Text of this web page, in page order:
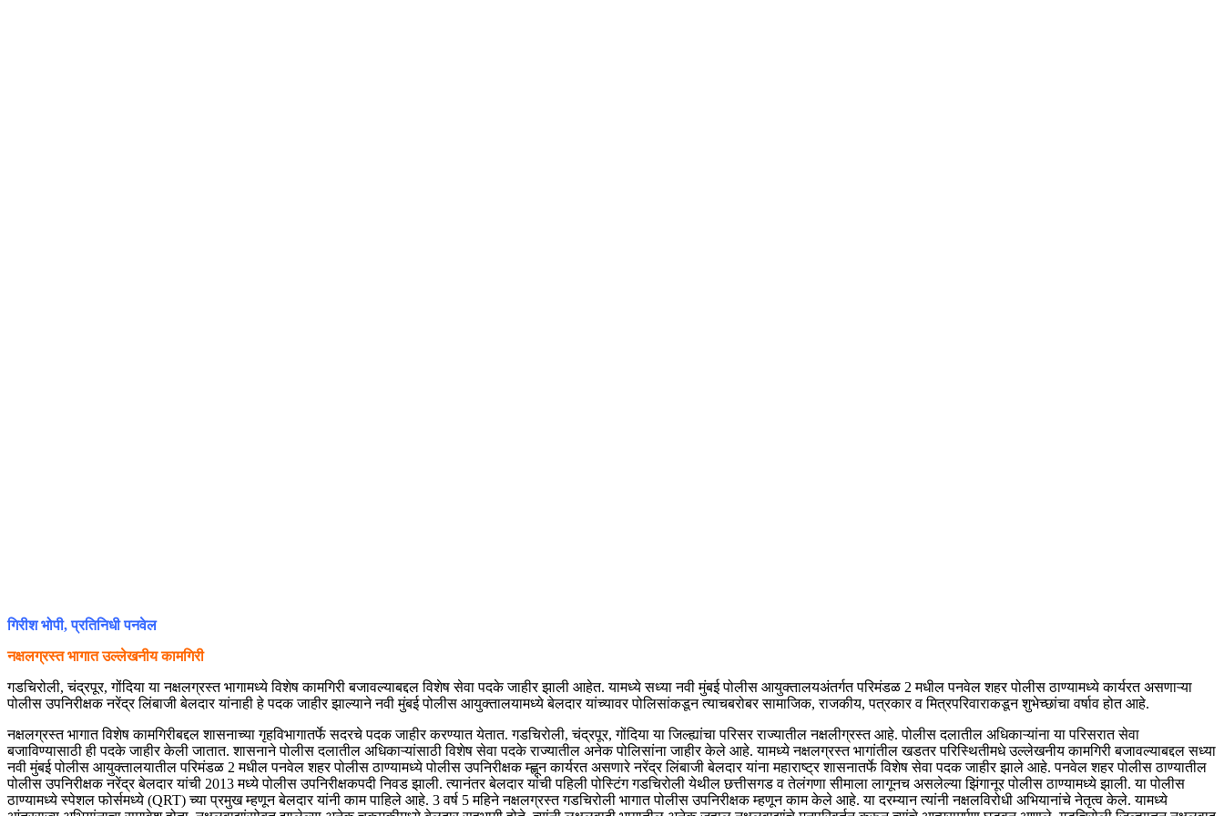
गिरीश भोपी, प्रतिनिधी पनवेल
नक्षलग्रस्त भागात उल्लेखनीय कामगिरी
गडचिरोली, चंद्रपूर, गोंदिया या नक्षलग्रस्त भागामध्ये विशेष कामगिरी बजावल्याबद्दल विशेष सेवा पदके जाहीर झाली आहेत. यामध्ये सध्या नवी मुंबई पोलीस आयुक्तालयअंतर्गत परिमंडळ 2 मधील पनवेल शहर पोलीस ठाण्यामध्ये कार्यरत असणाऱ्या
पोलीस उपनिरीक्षक नरेंद्र लिंबाजी बेलदार यांनाही हे पदक जाहीर झाल्याने नवी मुंबई पोलीस आयुक्तालयामध्ये बेलदार यांच्यावर पोलिसांकडून त्याचबरोबर सामाजिक, राजकीय, पत्रकार व मित्रपरिवाराकडून शुभेच्छांचा वर्षाव होत आहे.
नक्षलग्रस्त भागात विशेष कामगिरीबद्दल शासनाच्या गृहविभागातर्फे सदरचे पदक जाहीर करण्यात येतात. गडचिरोली, चंद्रपूर, गोंदिया या जिल्ह्यांचा परिसर राज्यातील नक्षलीग्रस्त आहे. पोलीस दलातील अधिकाऱ्यांना या परिसरात सेवा
बजाविण्यासाठी ही पदके जाहीर केली जातात. शासनाने पोलीस दलातील अधिकाऱ्यांसाठी विशेष सेवा पदके राज्यातील अनेक पोलिसांना जाहीर केले आहे. यामध्ये नक्षलग्रस्त भागांतील खडतर परिस्थितीमधे उल्लेखनीय कामगिरी बजावल्याबद्दल सध्या
नवी मुंबई पोलीस आयुक्तालयातील परिमंडळ 2 मधील पनवेल शहर पोलीस ठाण्यामध्ये पोलीस उपनिरीक्षक म्ह्णून कार्यरत असणारे नरेंद्र लिंबाजी बेलदार यांना महाराष्ट्र शासनातर्फे विशेष सेवा पदक जाहीर झाले आहे. पनवेल शहर पोलीस ठाण्यातील
पोलीस उपनिरीक्षक नरेंद्र बेलदार यांची 2013 मध्ये पोलीस उपनिरीक्षकपदी निवड झाली. त्यानंतर बेलदार यांची पहिली पोस्टिंग गडचिरोली येथील छत्तीसगड व तेलंगणा सीमाला लागूनच असलेल्या झिंगानूर पोलीस ठाण्यामध्ये झाली. या पोलीस
ठाण्यामध्ये स्पेशल फोर्समध्ये (QRT) च्या प्रमुख म्हणून बेलदार यांनी काम पाहिले आहे. 3 वर्ष 5 महिने नक्षलग्रस्त गडचिरोली भागात पोलीस उपनिरीक्षक म्हणून काम केले आहे. या दरम्यान त्यांनी नक्षलविरोधी अभियानांचे नेतृत्व केले. यामध्ये